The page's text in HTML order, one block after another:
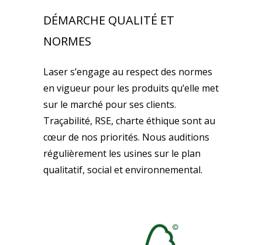
DÉMARCHE QUALITÉ ET
NORMES
Laser s’engage au respect des normes
en vigueur pour les produits qu’elle met
sur le marché pour ses clients.
Traçabilité, RSE, charte éthique sont au
cœur de nos priorités. Nous auditions
régulièrement les usines sur le plan
qualitatif, social et environnemental.